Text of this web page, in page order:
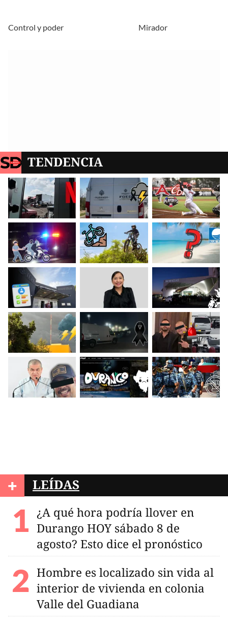
Control y poder Mirador
TENDENCIA
+ LEÍDAS
¿A qué hora podría llover en
Durango HOY sábado 8 de
agosto? Esto dice el pronóstico
Hombre es localizado sin vida al
interior de vivienda en colonia
Valle del Guadiana